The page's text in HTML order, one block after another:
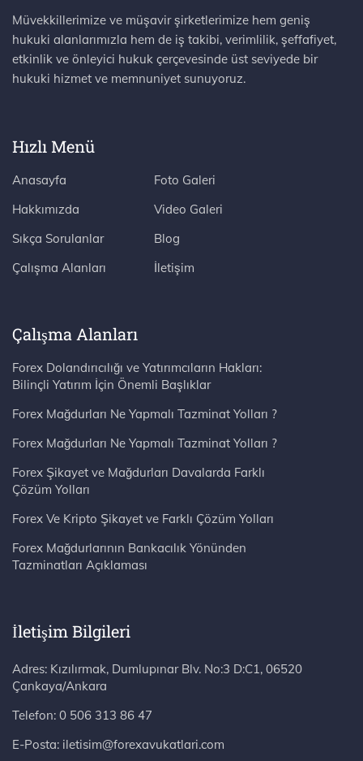
Müvekkillerimize ve müşavir şirketlerimize hem geniş
hukuki alanlarımızla hem de iş takibi, verimlilik, şeffafiyet,
etkinlik ve önleyici hukuk çerçevesinde üst seviyede bir
hukuki hizmet ve memnuniyet sunuyoruz.
Hızlı Menü
Anasayfa
Hakkımızda
Sıkça Sorulanlar
Çalışma Alanları
Foto Galeri
Video Galeri
Blog
İletişim
Çalışma Alanları
Forex Dolandırıcılığı ve Yatırımcıların Hakları:
Bilinçli Yatırım İçin Önemli Başlıklar
Forex Mağdurları Ne Yapmalı Tazminat Yolları ?
Forex Mağdurları Ne Yapmalı Tazminat Yolları ?
Forex Şikayet ve Mağdurları Davalarda Farklı
Çözüm Yolları
Forex Ve Kripto Şikayet ve Farklı Çözüm Yolları
Forex Mağdurlarının Bankacılık Yönünden
Tazminatları Açıklaması
İletişim Bilgileri
Adres: Kızılırmak, Dumlupınar Blv. No:3 D:C1, 06520 Çankaya/Ankara
Telefon: 0 506 313 86 47
E-Posta: iletisim@forexavukatlari.com